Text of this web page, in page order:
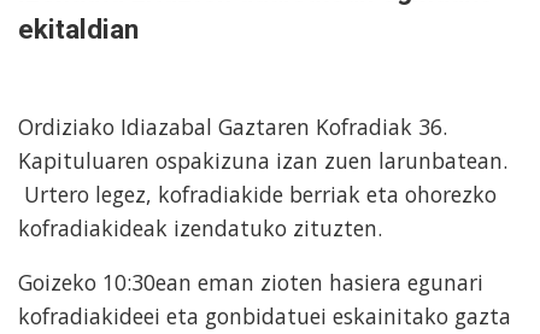
ekitaldian
Ordiziako Idiazabal Gaztaren Kofradiak 36.
Kapituluaren ospakizuna izan zuen larunbatean.
Urtero legez, kofradiakide berriak eta ohorezko
kofradiakideak izendatuko zituzten.
Goizeko 10:30ean eman zioten hasiera egunari
kofradiakideei eta gonbidatuei eskainitako gazta